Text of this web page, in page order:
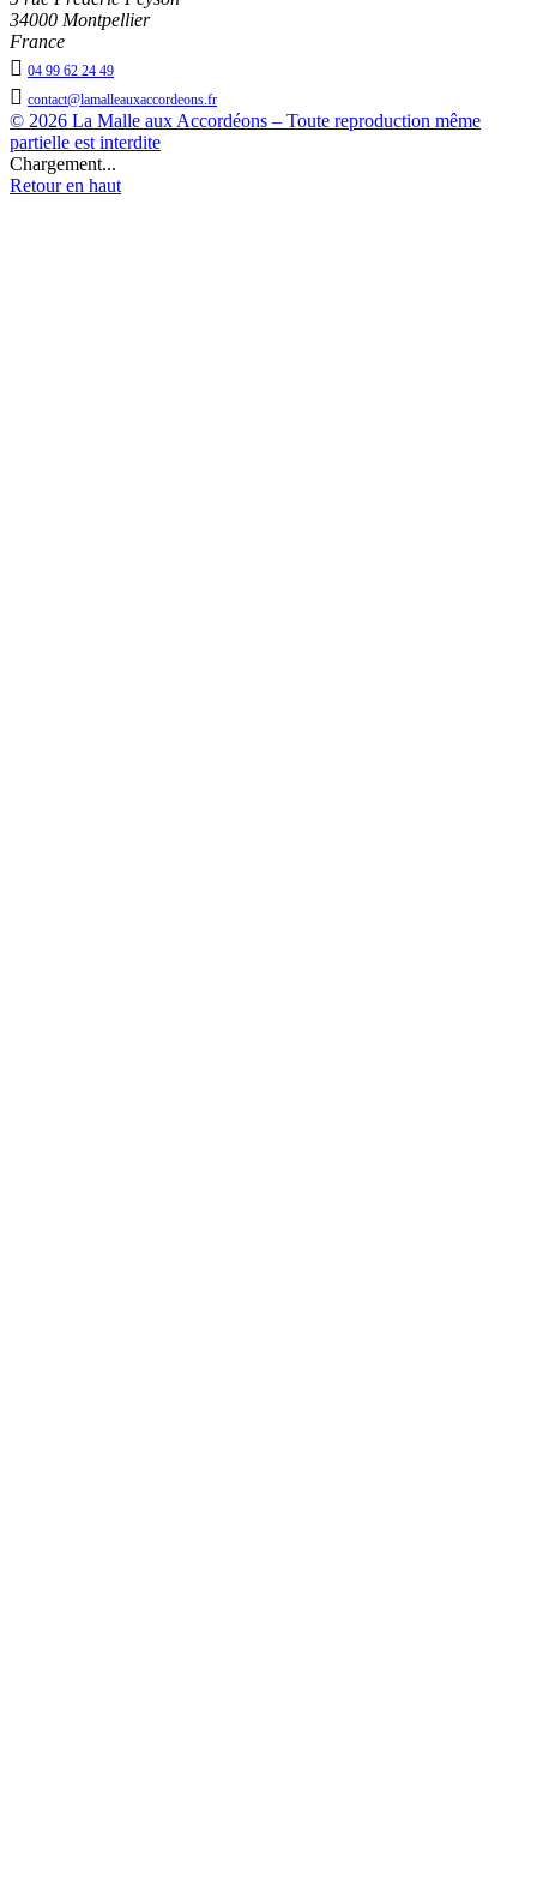
34000 Montpellier
France
 04 99 62 24 49
 contact@lamalleauxaccordeons.fr
© 2026 La Malle aux Accordéons – Toute reproduction même
partielle est interdite
Chargement...
Retour en haut